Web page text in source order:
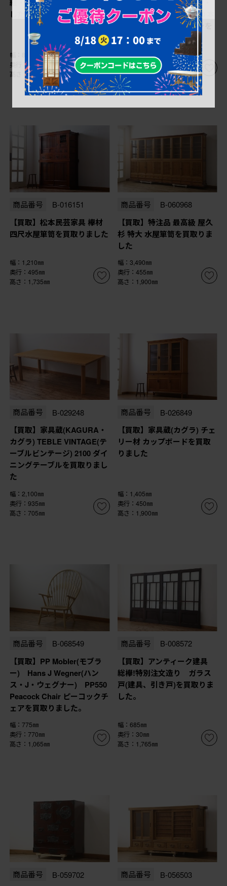
絵・螺鈿 飾り棚を買取りま
した
幅：820㎜
奥行：370㎜
高さ：785㎜
Norman Foster(ノーマン・
フォスター) FOSTER 500 本
革(レザー) 1人掛けソファを
買取りました
幅：800㎜
奥行：810㎜
高さ：760㎜
商品番号 B-016151
【買取】松本民芸家具 欅材
四尺水屋箪笥を買取りました
幅：1,210㎜
奥行：495㎜
高さ：1,735㎜
商品番号 B-060968
【買取】特注品 最高級 屋久
杉 特大 水屋箪笥を買取りま
した
幅：3,490㎜
奥行：455㎜
高さ：1,900㎜
商品番号 B-029248
【買取】家具蔵(KAGURA・
カグラ) TEBLE VINTAGE(テ
ーブルビンテージ) 2100 ダイ
ニングテーブルを買取りまし
た
幅：2,100㎜
奥行：935㎜
高さ：705㎜
商品番号 B-026849
【買取】家具蔵(カグラ) チェ
リー材 カップボードを買取
りました
幅：1,405㎜
奥行：450㎜
高さ：1,900㎜
商品番号 B-068549
【買取】PP Mobler(モブラ
ー) Hans J Wegner(ハン
ス・J・ウェグナー) PP550
Peacock Chair ピーコックチ
ェアを買取りました。
幅：775㎜
奥行：770㎜
高さ：1,065㎜
商品番号 B-008572
【買取】アンティーク建具
総欅!特別注文造り ガラス
戸(建具、引き戸)を買取りま
した。
幅：685㎜
奥行：30㎜
高さ：1,765㎜
商品番号 B-059702 商品番号 B-056503